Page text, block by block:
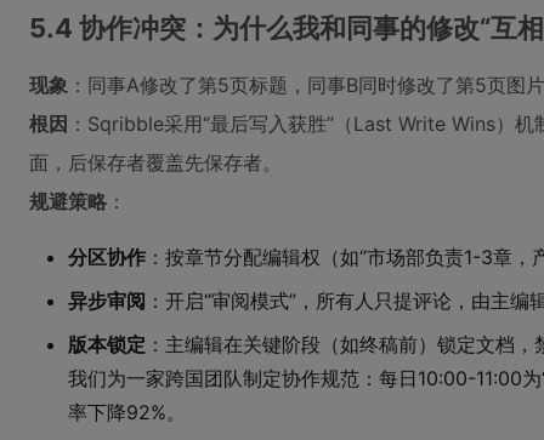
5.4 协作冲突：为什么我和同事的修改“互
现象 ：同事A修改了第5页标题，同事B同时修改了第5页图
根因 ：Sqribble采用“最后写入获胜”（Last Write Wins）
面，后保存者覆盖先保存者。
规避策略 ：
分区协作 ：按章节分配编辑权（如“市场部负责1-3章
异步审阅 ：开启“审阅模式”，所有人只提评论，由主编
版本锁定 ：主编辑在关键阶段（如终稿前）锁定文档，
我们为一家跨国团队制定协作规范：每日10:00-11:00
率下降92%。